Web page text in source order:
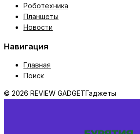
Роботехника
Планшеты
Новости
Навигация
Главная
Поиск
© 2026 REVIEW GADGETГаджеты